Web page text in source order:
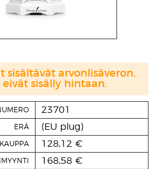
23701
ERÄ (EU plug)
128,12 €
168,58 €
sisältävät arvonlisäveron.
sisälly hintaan.